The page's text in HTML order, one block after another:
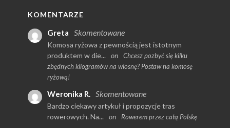
KOMENTARZE
Greta Skomentowane
Komosa ryżowa z pewnością jest istotnym
produktem w die...
on
Chcesz pozbyć się kilku
zbędnych kilogramów na wiosnę? Postaw na komosę
ryżową!
Weronika R. Skomentowane
Bardzo ciekawy artykuł i propozycje tras
rowerowych. Na...
on Rowerem przez całą Polskę